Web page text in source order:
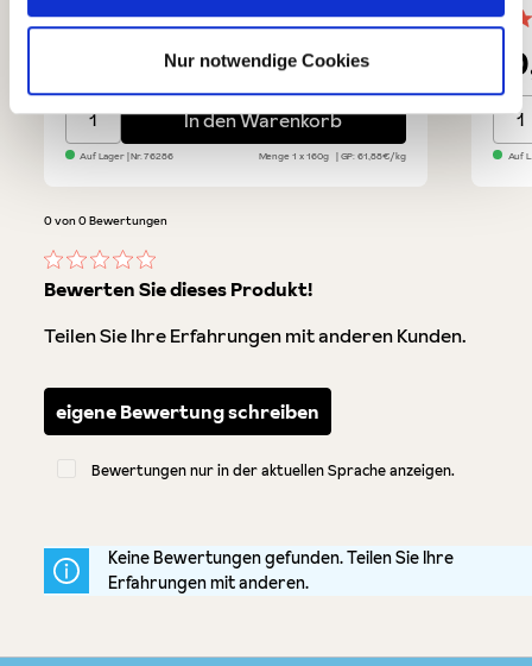
Nur notwendige Cookies
Durchschnittliche Bewertung von 5 von 5 Sternen
(10)
9,90 €
Ricciarelli di Siena - groß
In den Warenkorb
Auf Lager| Nr.76286 Menge1 x 160g GP: 61,88€/kg Auf
0 von 0 Bewertungen
Durchschnittliche Bewertung von 0 von 5 Sternen
Bewerten Sie dieses Produkt!
Teilen Sie Ihre Erfahrungen mit anderen Kunden.
eigene Bewertung schreiben
Bewertungen nur in der aktuellen Sprache anzeigen.
Keine Bewertungen gefunden. Teilen Sie Ihre
Erfahrungen mit anderen.